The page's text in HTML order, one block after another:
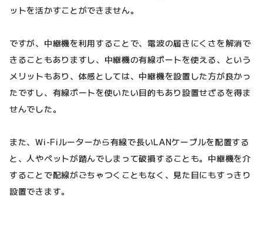
ットを活かすことができません。
ですが、中継機を利用することで、電波の届きにくさを解消で
きることもありますし、中継機の有線ポートを使える、という
メリットもあり、体感としては、中継機を設置した方が良かっ
たですし、有線ポートを使いたい目的もあり設置せざるを得ま
せんでした。
また、Wi-Fiルーターから有線で長いLANケーブルを配置する
と、人やペットが踏んでしまって破損することも。中継機を介
することで配線がごちゃつくこともなく、見た目にもすっきり
設置できます。